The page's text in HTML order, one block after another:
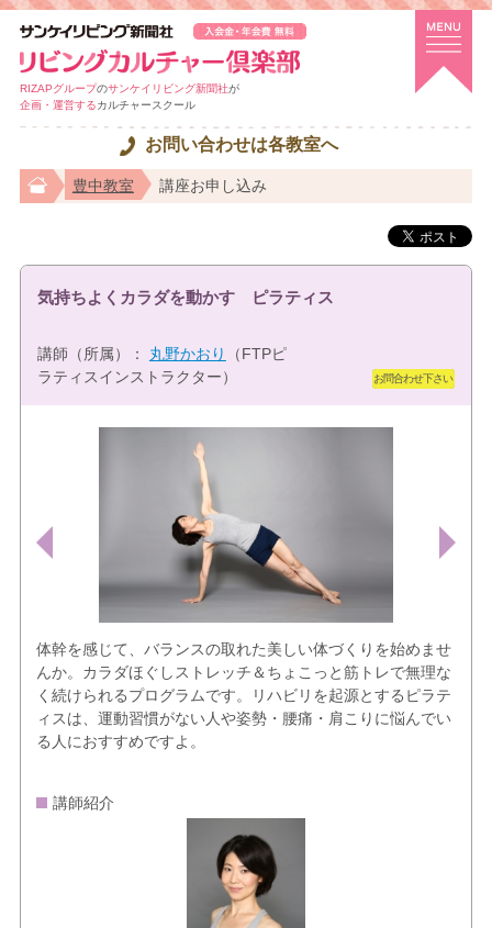
RIZAPグループのサンケイリビング新聞社が
企画・運営するカルチャースクール
お問い合わせは各教室へ
豊中教室 講座お申し込み
体験講座
お問合わせ下さい
気持ちよくカラダを動かす ピラティス
講師（所属）： 丸野かおり
（FTPピ
ラティスインストラクター）
体幹を感じて、バランスの取れた美しい体づくりを始めませ
んか。カラダほぐしストレッチ＆ちょこっと筋トレで無理な
く続けられるプログラムです。リハビリを起源とするピラテ
ィスは、運動習慣がない人や姿勢・腰痛・肩こりに悩んでい
る人におすすめですよ。
講師紹介